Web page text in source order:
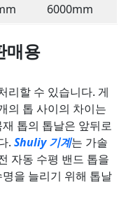
6000mm
매용
리할 수 있습니다. 게
의 톱 사이의 차이는
톱의 톱날은 앞뒤로
. Shuliy 기계는 가솔
자동 수평 밴드 톱을
을 늘리기 위해 톱날